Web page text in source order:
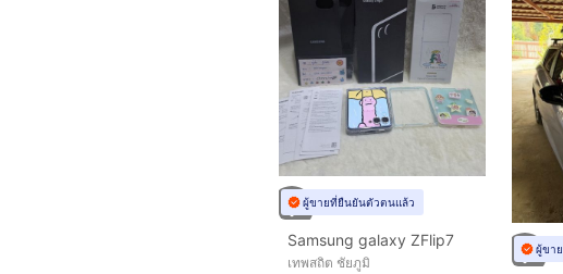
ผู้ขายที่ยืนยันตัวตนแล้ว
Samsung galaxy ZFlip7
เทพสถิต ชัยภูมิ
ผู้ขา